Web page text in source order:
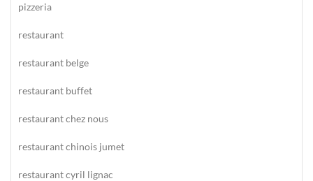
pizzeria
restaurant
restaurant belge
restaurant buffet
restaurant chez nous
restaurant chinois jumet
restaurant cyril lignac